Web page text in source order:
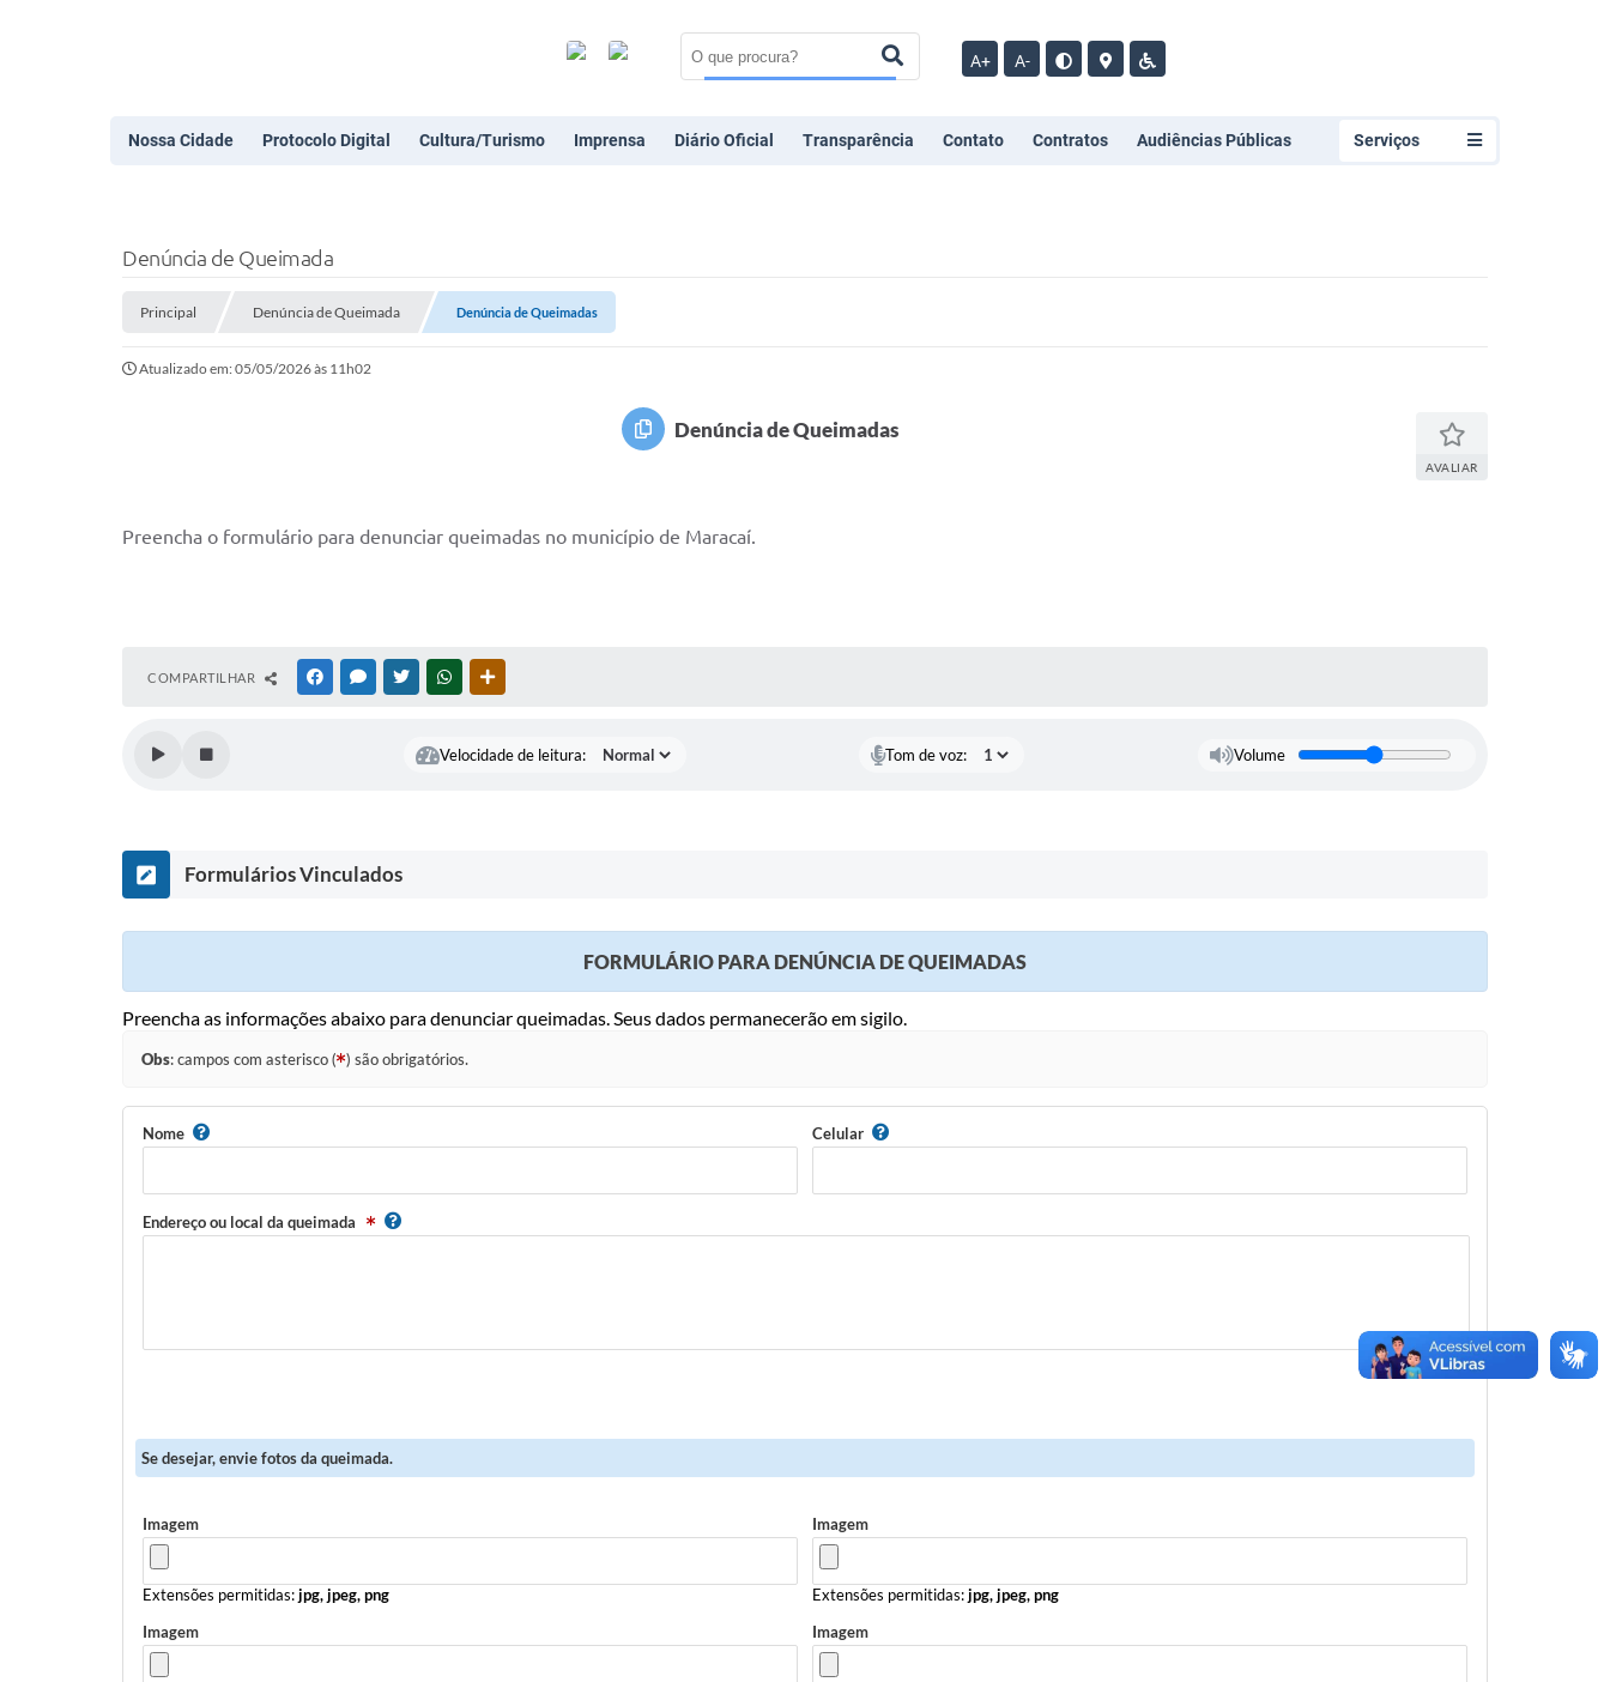
A+ A-
Nossa Cidade Protocolo Digital Cultura/Turismo Imprensa Diário Oficial Transparência Contato Contratos Audiências Públicas Serviços
Denúncia de Queimada
Principal Denúncia de Queimada Denúncia de Queimadas
Atualizado em: 05/05/2026 às 11h02
Denúncia de Queimadas
AVALIAR
Preencha o formulário para denunciar queimadas no município de Maracaí.
COMPARTILHAR FACEBOOKMESSENGER
TWITTERWHATSAPP
Velocidade de leitura: Tom de voz: Volume
Formulários Vinculados
FORMULÁRIO PARA DENÚNCIA DE QUEIMADAS
Preencha as informações abaixo para denunciar queimadas. Seus dados permanecerão em sigilo.
Obs: campos com asterisco ( ) são obrigatórios.
Nome Celular
Endereço ou local da queimada
Se desejar, envie fotos da queimada.
Imagem
Extensões permitidas:jpg, jpeg, png
Imagem
Extensões permitidas:jpg, jpeg, png
Imagem
Imagem